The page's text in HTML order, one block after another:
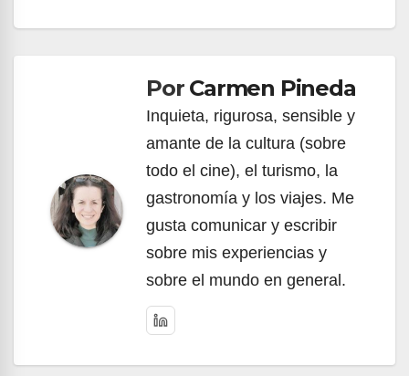
Navegación
entradasPor Carmen Pineda
Inquieta, rigurosa, sensible y
amante de la cultura (sobre
todo el cine), el turismo, la
gastronomía y los viajes. Me
gusta comunicar y escribir
sobre mis experiencias y
sobre el mundo en general.